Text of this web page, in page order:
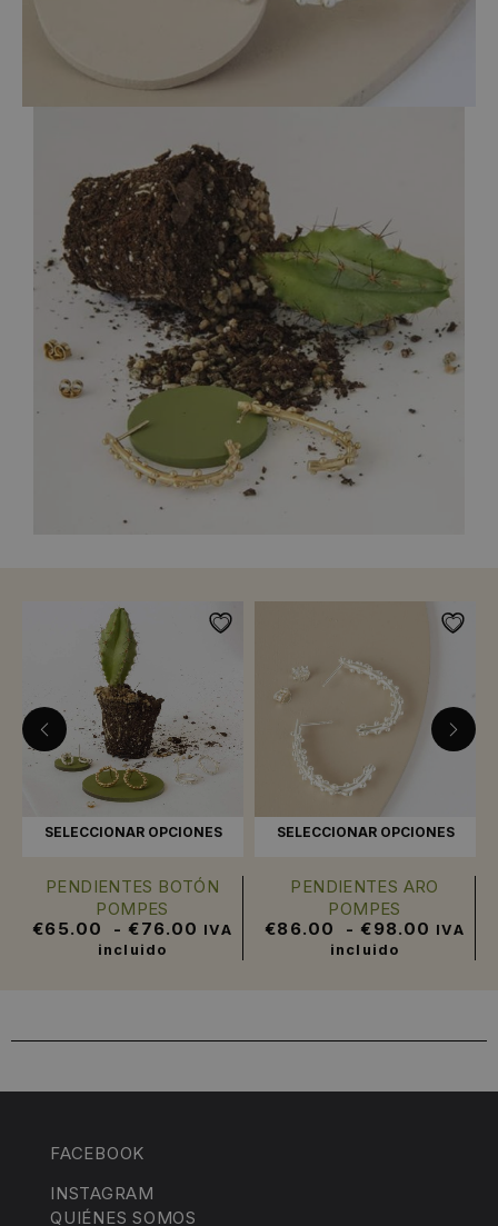
SELECCIONAR OPCIONES
PENDIENTES BOTÓN
POMPES
€65.00 - €76.00 IVA
incluido
SELECCIONAR OPCIONES
PENDIENTES ARO
POMPES
€86.00 - €98.00 IVA
incluido
FACEBOOK
INSTAGRAM
QUIÉNES SOMOS